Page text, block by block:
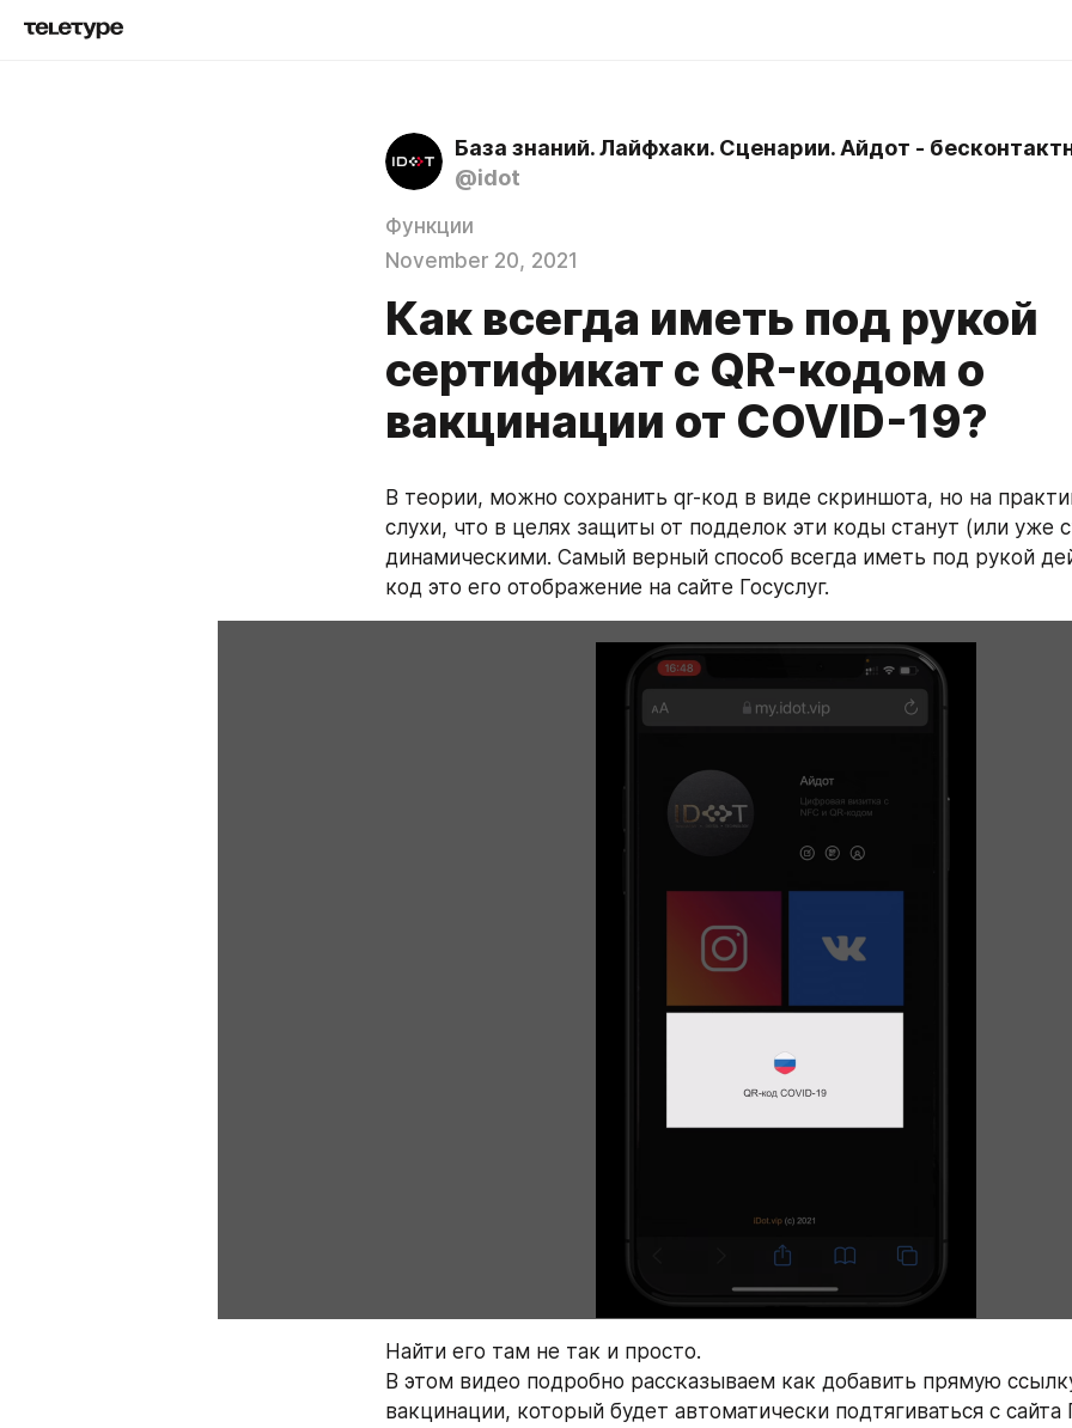
База знаний. Лайфхаки. Сценарии. Айдот -
@idot
Функции
November 20, 2021
Как всегда иметь под рукой
сертификат с QR-кодом о
вакцинации от COVID-19?
В теории, можно сохранить qr-код в виде скриншота, но на
слухи, что в целях защиты от подделок эти коды станут (или уже
динамическими. Самый верный способ всегда иметь под рукой
код это его отображение на сайте Госуслуг.
Найти его там не так и просто.
В этом видео подробно рассказываем как добавить прямую
вакцинации, который будет автоматически подтягиваться с сайта